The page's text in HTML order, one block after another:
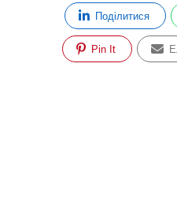
Поділитися
Pin It